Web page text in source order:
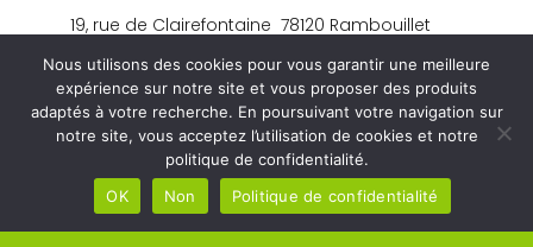
19, rue de Clairefontaine 78120 Rambouillet
01.34.83.34.12
https://rambouillet-mlidf.org
MAIRIE DE
MÉRÉ
HORAIRES DE
Nous utilisons des cookies pour vous garantir une meilleure
expérience sur notre site et vous proposer des produits
adaptés à votre recherche. En poursuivant votre navigation sur
notre site, vous acceptez l’utilisation de cookies et notre
politique de confidentialité.
OK
Non Politique de confidentialité